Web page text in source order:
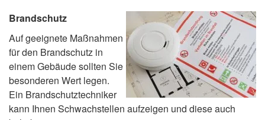
Brandschutz
Auf geeignete Maßnahmen
für den Brandschutz in
einem Gebäude sollten Sie
besonderen Wert legen.
Ein Brandschutztechniker
kann Ihnen Schwachstellen aufzeigen und diese auch